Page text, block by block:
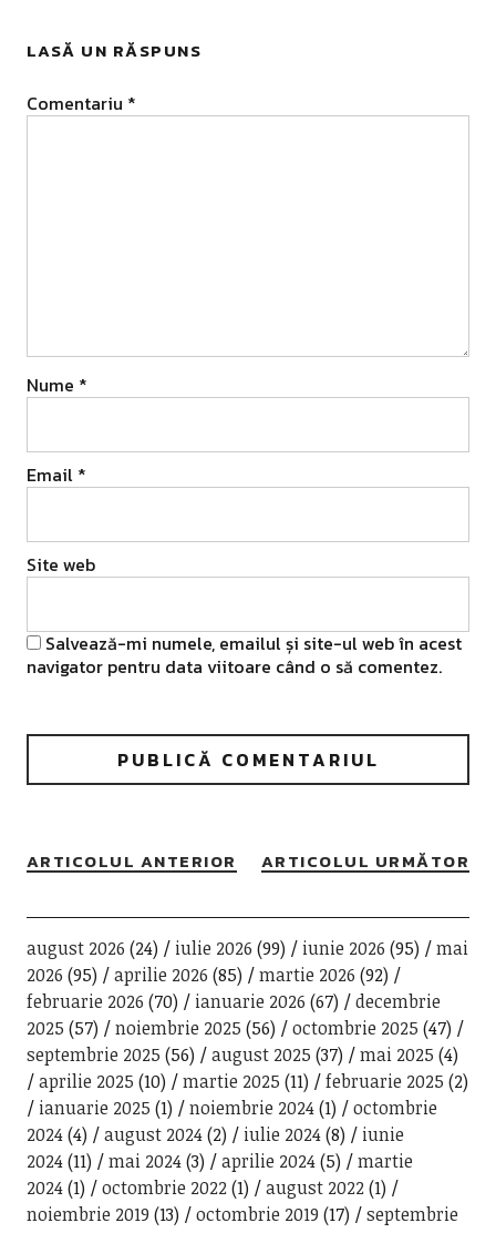
LASĂ UN RĂSPUNS
Comentariu *
Nume *
Email *
Site web
Salvează-mi numele, emailul și site-ul web în acest
navigator pentru data viitoare când o să comentez.
ARTICOLUL ANTERIOR ARTICOLUL URMĂTOR
august 2026 (24) iulie 2026 (99) iunie 2026 (95)
mai
2026 (95) aprilie 2026 (85) martie 2026 (92)
februarie 2026 (70) ianuarie 2026 (67)
decembrie
2025 (57) noiembrie 2025 (56) octombrie 2025 (47)
septembrie 2025 (56) august 2025 (37) mai 2025 (4)
aprilie 2025 (10) martie 2025 (11) februarie 2025 (2)
ianuarie 2025 (1) noiembrie 2024(1)
octombrie
2024(4) august 2024(2) iulie 2024(8)
iunie
2024(11) mai 2024(3) aprilie 2024(5)
martie
2024(1) octombrie 2022(1) august 2022(1)
noiembrie 2019 (13) octombrie 2019 (17)
septembrie